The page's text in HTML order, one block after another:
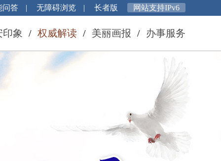
问答 | 无障碍浏览 | 长者版 网站支持IPv6
印象 / 权威解读 / 美丽画报 / 办事服务